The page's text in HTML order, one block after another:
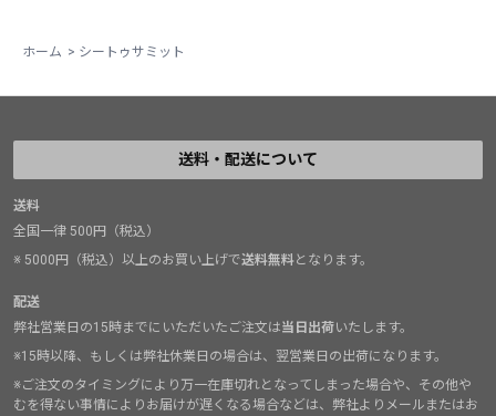
ホーム > シートゥサミット
送料・配送について
送料
全国一律 500円（税込）
※ 5000円（税込）以上のお買い上げで送料無料となります。
配送
弊社営業日の15時までにいただいたご注文は当日出荷いたします。
※15時以降、もしくは弊社休業日の場合は、翌営業日の出荷になります。
※ご注文のタイミングにより万一在庫切れとなってしまった場合や、その他や
むを得ない事情によりお届けが遅くなる場合などは、弊社よりメールまたはお